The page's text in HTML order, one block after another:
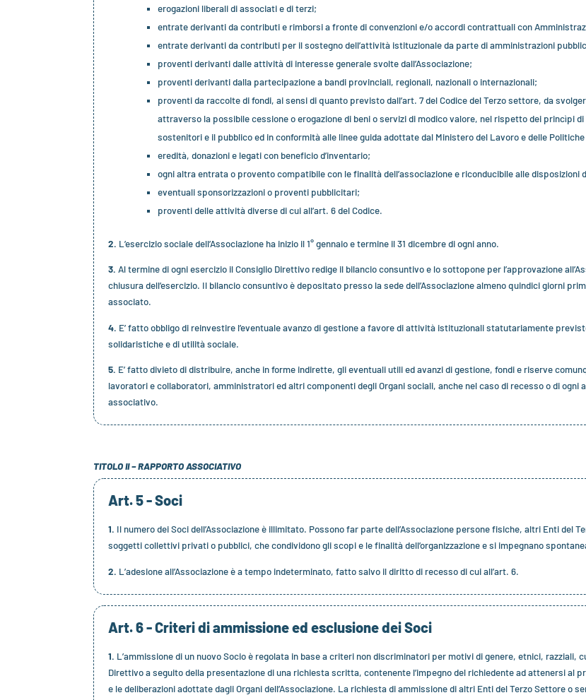
erogazioni liberali di associati e di terzi;
entrate derivanti da contributi e rimborsi a fronte di convenzioni e/o accordi contrattuali con
entrate derivanti da contributi per il sostegno dell’attività istituzionale da parte di amministrazioni
proventi derivanti dalle attività di interesse generale svolte dall’Associazione;
proventi derivanti dalla partecipazione a bandi provinciali, regionali, nazionali o internazionali;
proventi da raccolte di fondi, ai sensi di quanto previsto dall’art. 7 del Codice del Terzo settore, da
attraverso la possibile cessione o erogazione di beni o servizi di modico valore, nel rispetto dei princìpi
sostenitori e il pubblico ed in conformità alle linee guida adottate dal Ministero del Lavoro e delle Politiche
eredità, donazioni e legati con beneficio d’inventario;
ogni altra entrata o provento compatibile con le finalità dell’associazione e riconducibile alle disposizioni
eventuali sponsorizzazioni o proventi pubblicitari;
proventi delle attività diverse di cui all’art. 6 del Codice.
2. L’esercizio sociale dell’Associazione ha inizio il 1° gennaio e termine il 31 dicembre di ogni anno.
3. Al termine di ogni esercizio il Consiglio Direttivo redige il bilancio consuntivo e lo sottopone per l’approvazione
chiusura dell’esercizio. Il bilancio consuntivo è depositato presso la sede dell’Associazione almeno quindici giorni
associato.
4. E’ fatto obbligo di reinvestire l’eventuale avanzo di gestione a favore di attività istituzionali statutariamente
solidaristiche e di utilità sociale.
5. E’ fatto divieto di distribuire, anche in forme indirette, gli eventuali utili ed avanzi di gestione, fondi e riserve
lavoratori e collaboratori, amministratori ed altri componenti degli Organi sociali, anche nel caso di recesso o di
associativo.
TITOLO II – RAPPORTO ASSOCIATIVO
Art. 5 - Soci
1. Il numero dei Soci dell’Associazione è illimitato. Possono far parte dell’Associazione persone fisiche, altri Enti del
soggetti collettivi privati o pubblici, che condividono gli scopi e le finalità dell’organizzazione e si impegnano
2. L’adesione all’Associazione è a tempo indeterminato, fatto salvo il diritto di recesso di cui all’art. 6.
Art. 6 - Criteri di ammissione ed esclusione dei Soci
1. L’ammissione di un nuovo Socio è regolata in base a criteri non discriminatori per motivi di genere, etnici, razziali,
Direttivo a seguito della presentazione di una richiesta scritta, contenente l’impegno del richiedente ad attenersi al
e le deliberazioni adottate dagli Organi dell’Associazione. La richiesta di ammissione di altri Enti del Terzo Settore o